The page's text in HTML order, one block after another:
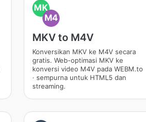
MK
M4
MKV to M4V
Konversikan MKV ke M4V secara
gratis. Web-optimasi MKV ke
konversi video M4V pada WEBM.to
· sempurna untuk HTML5 dan
streaming.